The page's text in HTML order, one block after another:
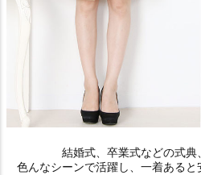
結婚式、卒業式などの式
色んなシーンで活躍し、一着あると